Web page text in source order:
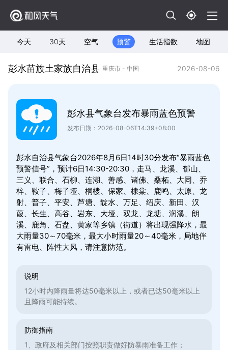
今天 30天 空气 预警 生活指数 地图
彭水苗族土家族自治县 重庆市 - 中国 2026-08-06
彭水县气象台发布暴雨蓝色预警
发布日期：2026-08-06T14:39+08:00
彭水自治县气象台2026年8月6日14时30分发布“暴雨蓝色
预警信号”，预计6日14:30-20:30，走马、龙溪、郁山、
三义、联合、石柳、连湖、善感、诸佛、桑柘、大同、乔
梓、鞍子、梅子垭、桐楼、保家、棣棠、鹿鸣、太原、龙
射、普子、平安、芦塘、靛水、万足、绍庆、新田、汉
葭、长生、高谷、岩东、大垭、双龙、龙塘、润溪、朗
溪、鹿角、石盘、黄家等乡镇（街道）将出现强降水，最
大雨量30～70毫米，最大小时雨量20～40毫米，局地伴
有雷电、阵性大风，请注意防范。
说明
12小时内降雨量将达50毫米以上，或者已达50毫米以上
且降雨可能持续。
防御指南
1、政府及相关部门按照职责做好防暴雨准备工作；